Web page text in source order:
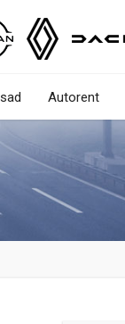
Autorent